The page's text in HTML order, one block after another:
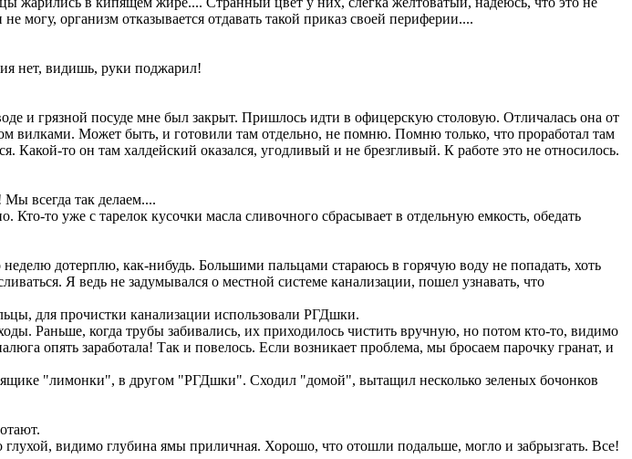
могу, организм отказывается отдавать такой приказ своей периферии....
нет, видишь, руки поджарил!
и грязной посуде мне был закрыт. Пришлось идти в офицерскую столовую. Отличалась она от
вилками. Может быть, и готовили там отдельно, не помню. Помню только, что проработал там
Какой-то он там халдейский оказался, угодливый и не брезгливый. К работе это не относилось.
всегда так делаем....
Кто-то уже с тарелок кусочки масла сливочного сбрасывает в отдельную емкость, обедать
дотерплю, как-нибудь. Большими пальцами стараюсь в горячую воду не попадать, хоть
Я ведь не задумывался о местной системе канализации, пошел узнавать, что
для прочистки канализации использовали РГДшки.
Раньше, когда трубы забивались, их приходилось чистить вручную, но потом кто-то, видимо
опять заработала! Так и повелось. Если возникает проблема, мы бросаем парочку гранат, и
"лимонки", в другом "РГДшки". Сходил "домой", вытащил несколько зеленых бочонков
видимо глубина ямы приличная. Хорошо, что отошли подальше, могло и забрызгать. Все!